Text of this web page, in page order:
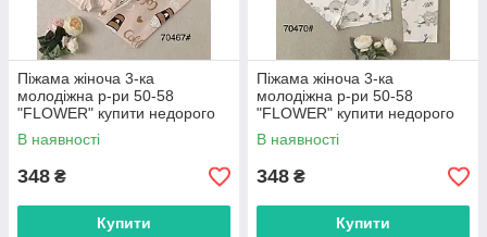
Піжама жіноча 3-ка
молодіжна р-ри 50-58
"FLOWER" купити недорого
від прямого постачальника
В наявності
348 ₴
Купити
Піжама жіноча 3-ка
молодіжна р-ри 50-58
"FLOWER" купити недорого
від прямого постачальника
В наявності
348 ₴
Купити